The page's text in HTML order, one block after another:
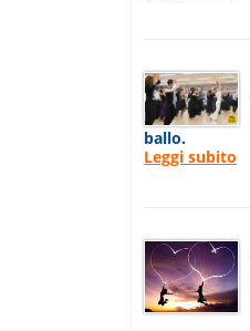
ballo.
Leggi subito